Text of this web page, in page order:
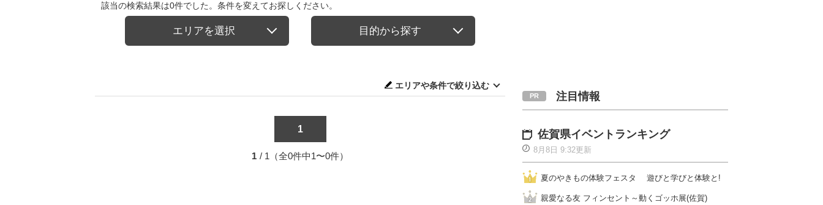
該当の検索結果は0件でした。条件を変えてお探しください。
エリアを選択 目的から探す
エリアや条件で絞り込む
1
1 / 1（全0件中1〜0件）
注目情報
佐賀県イベントランキング
8月8日 9:32更新
夏のやきもの体験フェスタ 遊びと学びと体験と!
親愛なる友 フィンセント～動くゴッホ展(佐賀)